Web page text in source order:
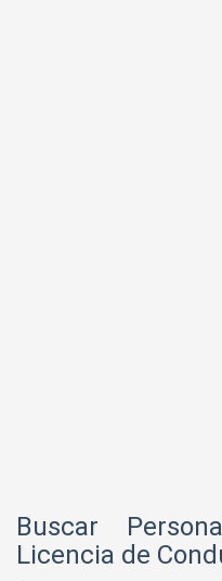
Buscar
Licencia de